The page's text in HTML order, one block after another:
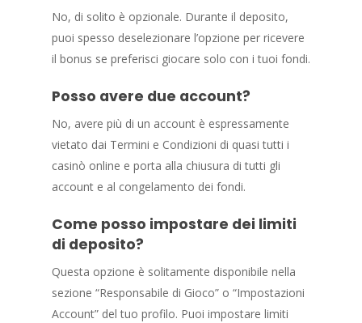
No, di solito è opzionale. Durante il deposito,
puoi spesso deselezionare l’opzione per ricevere
il bonus se preferisci giocare solo con i tuoi fondi.
Posso avere due account?
No, avere più di un account è espressamente
vietato dai Termini e Condizioni di quasi tutti i
casinò online e porta alla chiusura di tutti gli
account e al congelamento dei fondi.
Come posso impostare dei limiti
di deposito?
Questa opzione è solitamente disponibile nella
sezione “Responsabile di Gioco” o “Impostazioni
Account” del tuo profilo. Puoi impostare limiti